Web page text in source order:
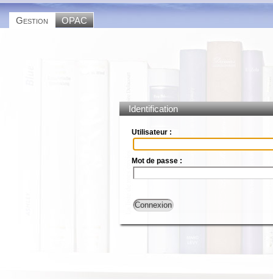
Gestion OPAC
Identification
Utilisateur :
Mot de passe :